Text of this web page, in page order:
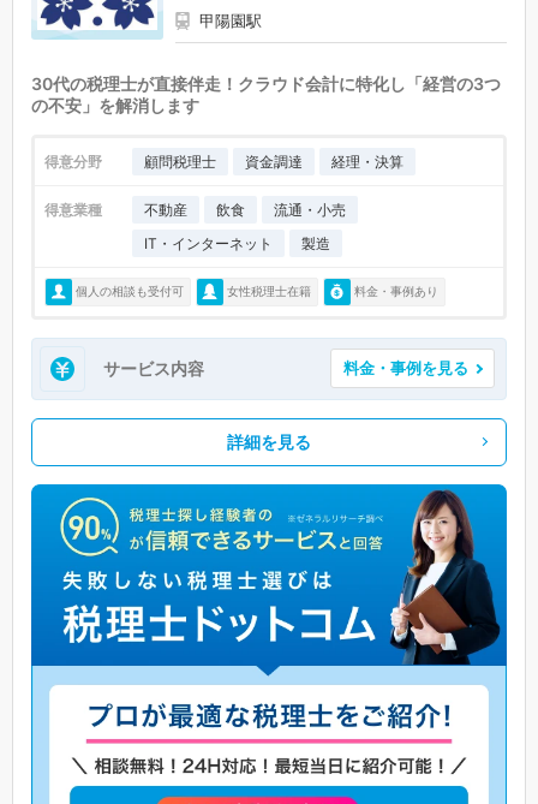
甲陽園駅
30代の税理士が直接伴走！クラウド会計に特化し「経営の3つ
の不安」を解消します
得意分野 顧問税理士 資金調達 経理・決算
得意業種 不動産 飲食
流通・小売
IT・インターネット
製造
個人の相談も受付可 女性税理士在籍 料金・事例あり
サービス内容 料金・事例を見る
詳細を見る